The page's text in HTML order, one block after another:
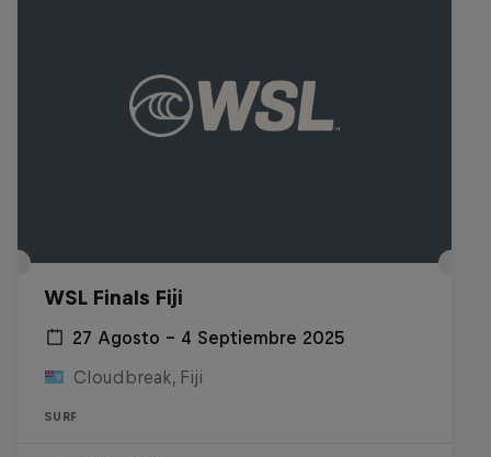
WSL Finals Fiji
27 Agosto – 4 Septiembre 2025
Cloudbreak, Fiji
SURF